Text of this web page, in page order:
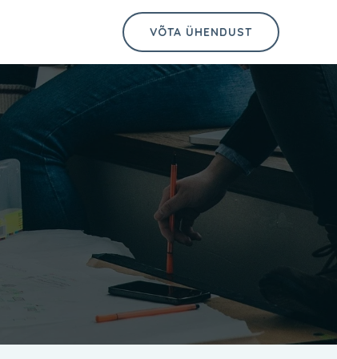
VÕTA ÜHENDUST